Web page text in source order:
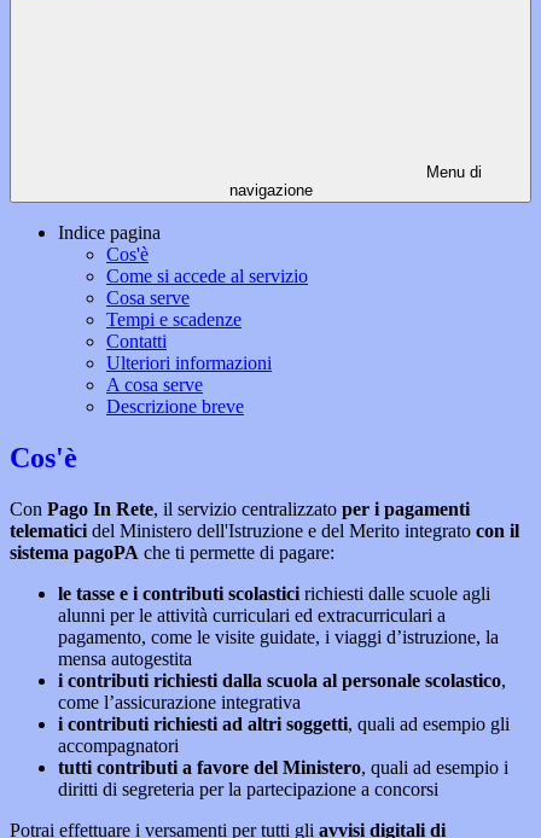
Menu di
navigazione
Indice pagina
Cos'è
Come si accede al servizio
Cosa serve
Tempi e scadenze
Contatti
Ulteriori informazioni
A cosa serve
Descrizione breve
Cos'è
Con Pago In Rete, il servizio centralizzato per i pagamenti
telematici del Ministero dell'Istruzione e del Merito integrato con il
sistema pagoPA che ti permette di pagare:
le tasse e i contributi scolastici richiesti dalle scuole agli
alunni per le attività curriculari ed extracurriculari a
pagamento, come le visite guidate, i viaggi d’istruzione, la
mensa autogestita
i contributi richiesti dalla scuola al personale scolastico,
come l’assicurazione integrativa
i contributi richiesti ad altri soggetti, quali ad esempio gli
accompagnatori
tutti contributi a favore del Ministero, quali ad esempio i
diritti di segreteria per la partecipazione a concorsi
Potrai effettuare i versamenti per tutti gli avvisi digitali di